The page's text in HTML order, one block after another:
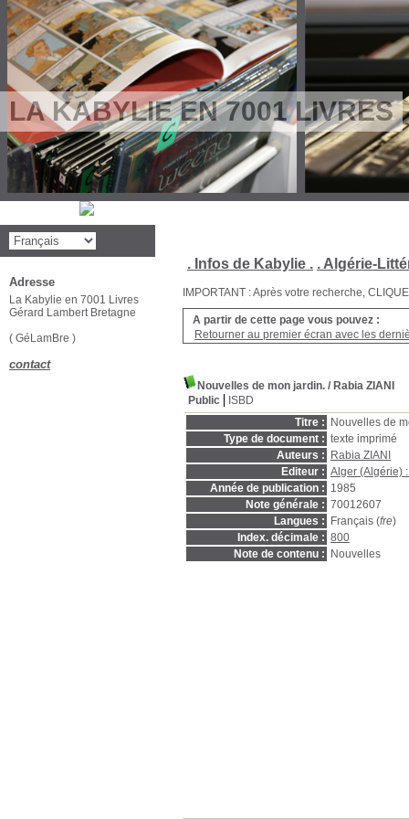
LA KABYLIE EN 7001 LIVRES
. Infos de Kabylie . . Algérie-
IMPORTANT : Après votre recherche,
A partir de cette page vous pouvez :
Retourner au premier écran avec les
Nouvelles de mon jardin. / Rabia ZIANI
Public
ISBD
Titre :
Nouvelles de
Type de document : texte imprimé
Auteurs :
Rabia ZIANI
Editeur : Alger (Algérie)
Année de publication : 1985
Note générale : 70012607
Langues :
Français (fre)
Index. décimale : 800
Note de contenu :
Nouvelles
Adresse
La Kabylie en 7001 Livres
Gérard Lambert Bretagne
( GéLamBre )
contact